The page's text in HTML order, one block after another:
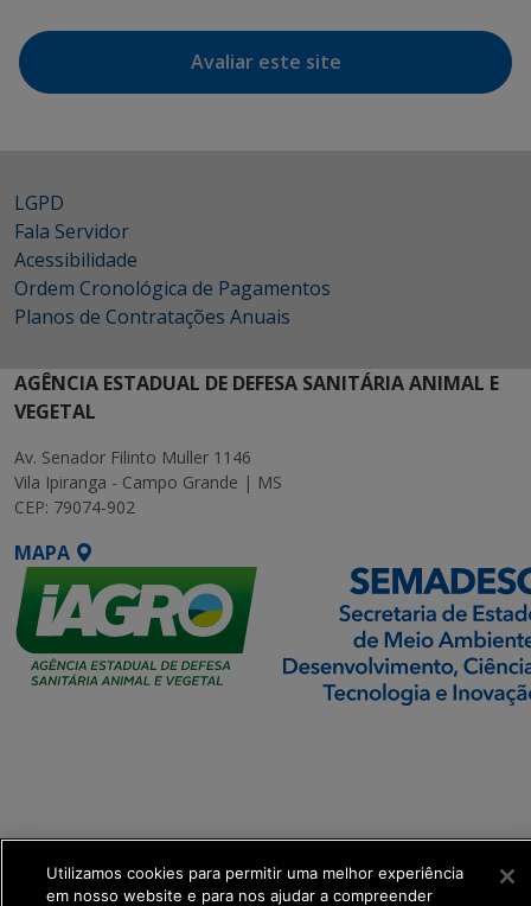
Avaliar este site
LGPD
Fala Servidor
Acessibilidade
Ordem Cronológica de Pagamentos
Planos de Contratações Anuais
AGÊNCIA ESTADUAL DE DEFESA SANITÁRIA ANIMAL E
VEGETAL
Av. Senador Filinto Muller 1146
Vila Ipiranga - Campo Grande | MS
CEP: 79074-902
MAPA
Utilizamos cookies para permitir uma melhor experiência
em nosso website e para nos ajudar a compreender